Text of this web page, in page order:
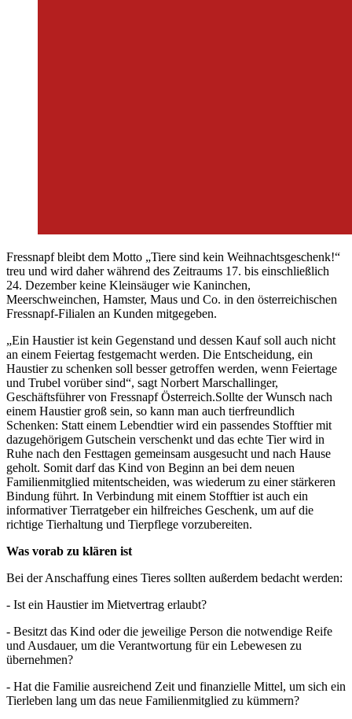
Fressnapf bleibt dem Motto „Tiere sind kein Weihnachtsgeschenk!“
treu und wird daher während des Zeitraums 17. bis einschließlich
24. Dezember keine Kleinsäuger wie Kaninchen,
Meerschweinchen, Hamster, Maus und Co. in den österreichischen
Fressnapf-Filialen an Kunden mitgegeben.
„Ein Haustier ist kein Gegenstand und dessen Kauf soll auch nicht
an einem Feiertag festgemacht werden. Die Entscheidung, ein
Haustier zu schenken soll besser getroffen werden, wenn Feiertage
und Trubel vorüber sind“, sagt Norbert Marschallinger,
Geschäftsführer von Fressnapf Österreich.Sollte der Wunsch nach
einem Haustier groß sein, so kann man auch tierfreundlich
Schenken: Statt einem Lebendtier wird ein passendes Stofftier mit
dazugehörigem Gutschein verschenkt und das echte Tier wird in
Ruhe nach den Festtagen gemeinsam ausgesucht und nach Hause
geholt. Somit darf das Kind von Beginn an bei dem neuen
Familienmitglied mitentscheiden, was wiederum zu einer stärkeren
Bindung führt. In Verbindung mit einem Stofftier ist auch ein
informativer Tierratgeber ein hilfreiches Geschenk, um auf die
richtige Tierhaltung und Tierpflege vorzubereiten.
Was vorab zu klären ist
Bei der Anschaffung eines Tieres sollten außerdem bedacht werden:
- Ist ein Haustier im Mietvertrag erlaubt?
- Besitzt das Kind oder die jeweilige Person die notwendige Reife
und Ausdauer, um die Verantwortung für ein Lebewesen zu
übernehmen?
- Hat die Familie ausreichend Zeit und finanzielle Mittel, um sich ein
Tierleben lang um das neue Familienmitglied zu kümmern?